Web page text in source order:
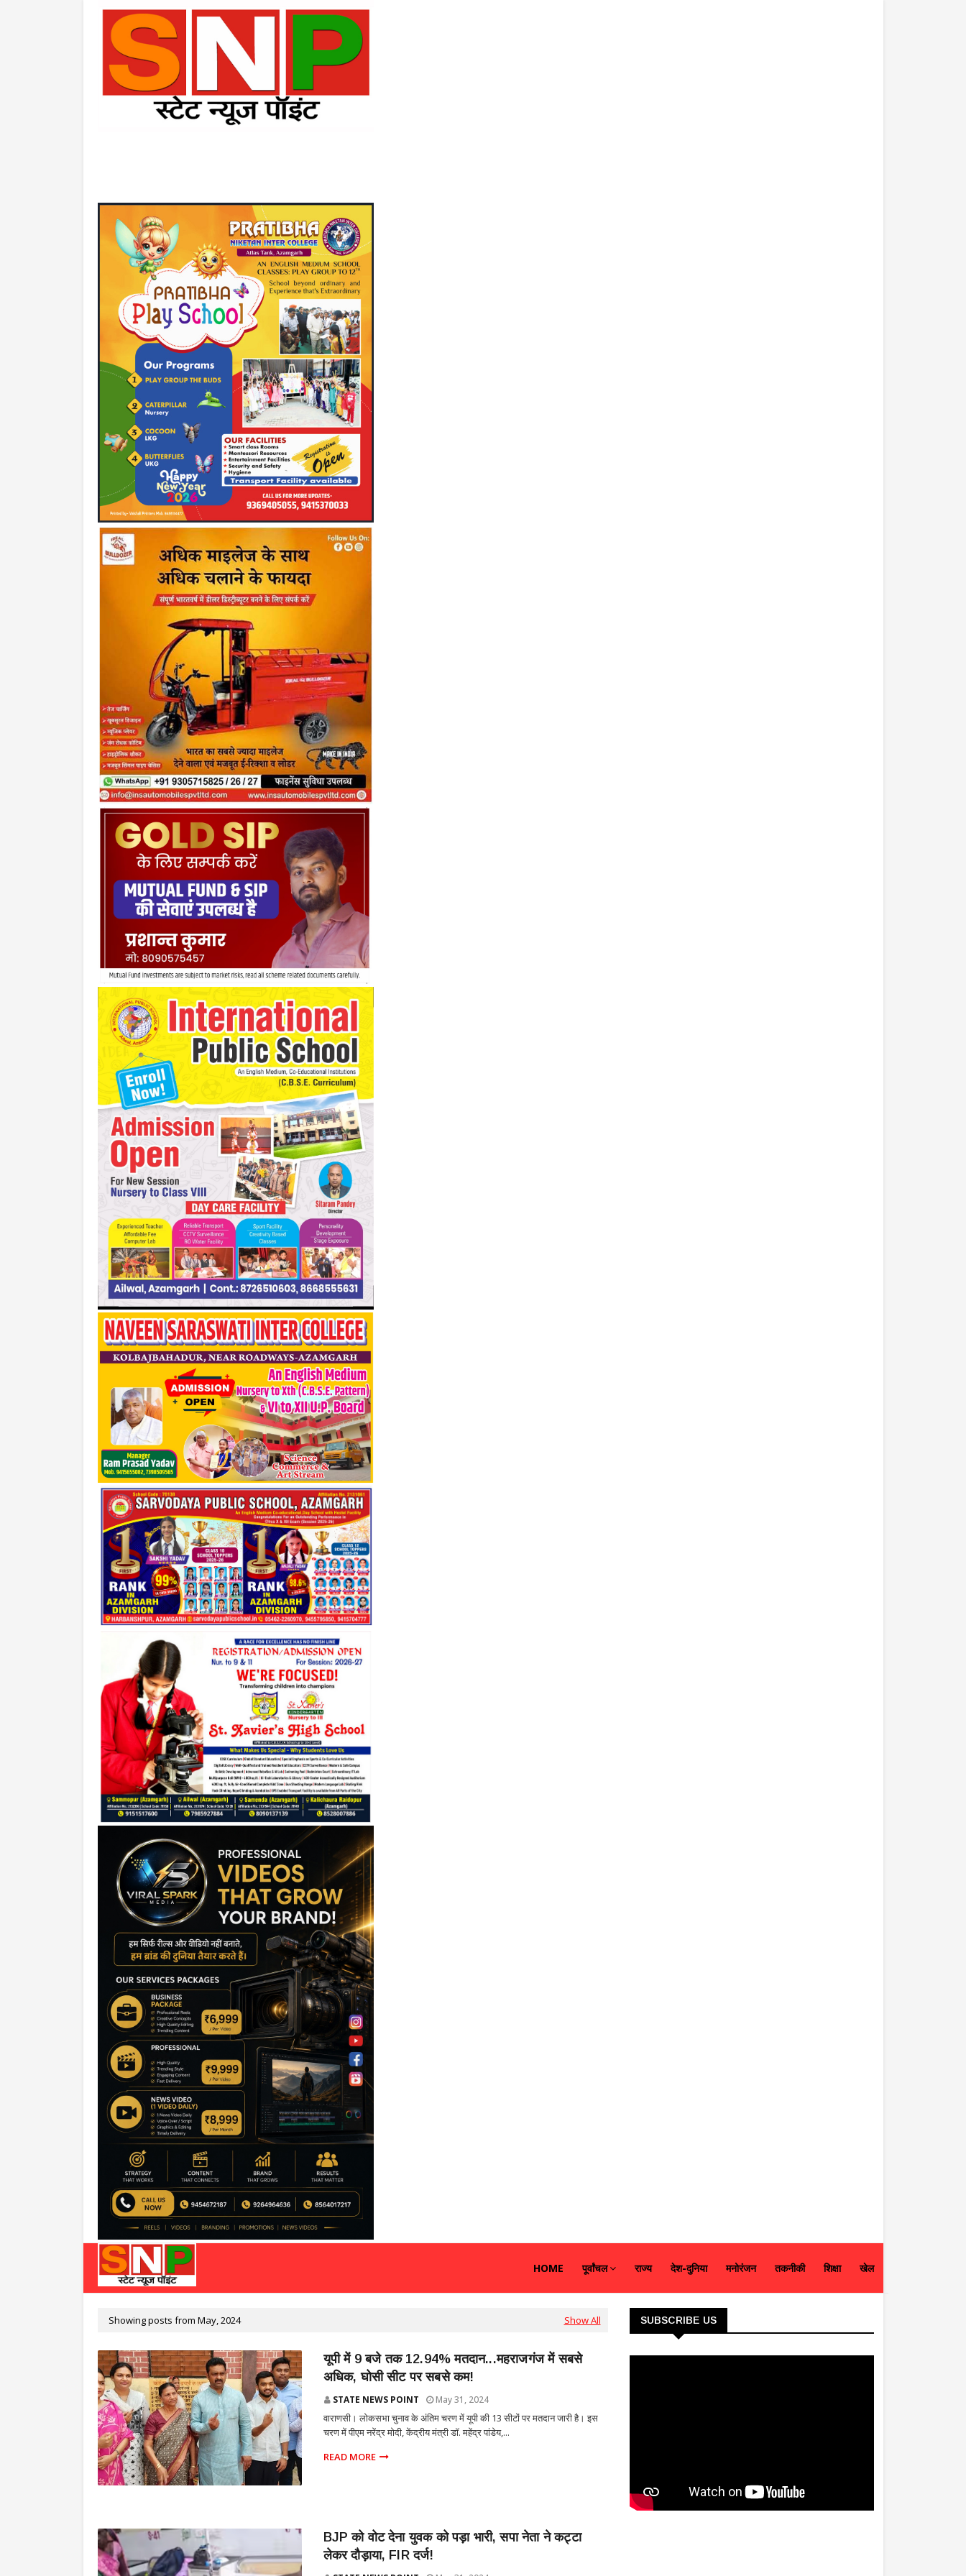
HOME पूर्वांचल राज्य देश-दुनिया मनोरंजन तकनीकी शिक्षा खेल
Showing posts from May, 2024 Show All
यूपी में 9 बजे तक 12.94% मतदान...महराजगंज में सबसे
अधिक, घोसी सीट पर सबसे कम!
STATE NEWS POINT May 31, 2024
वाराणसी। लोकसभा चुनाव के अंतिम चरण में यूपी की 13 सीटों पर मतदान जारी है। इस
चरण में पीएम नरेंद्र मोदी, केंद्रीय मंत्री डॉ. महेंद्र पांडेय,...
READ MORE
BJP को वोट देना युवक को पड़ा भारी, सपा नेता ने कट्टा
लेकर दौड़ाया, FIR दर्ज!
SUBSCRIBE US